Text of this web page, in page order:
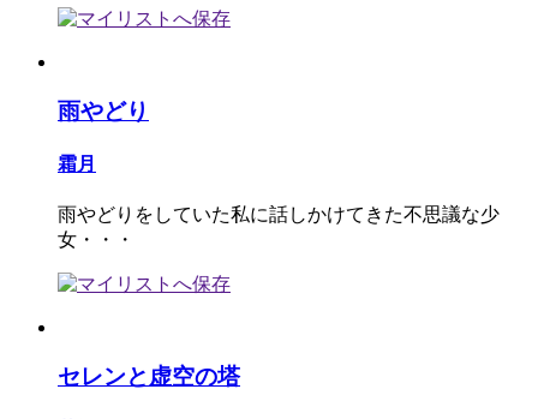
雨やどり
霜月
雨やどりをしていた私に話しかけてきた不思議な少
女・・・
セレンと虚空の塔